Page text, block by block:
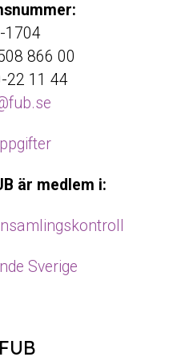
1704
866 00
22 11 44
är medlem i: